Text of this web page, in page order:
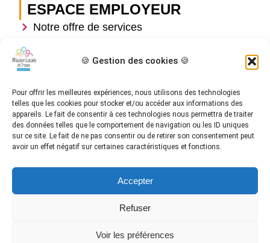
🍪 Gestion des cookies 🍪
Pour offrir les meilleures expériences, nous utilisons des technologies
telles que les cookies pour stocker et/ou accéder aux informations des
appareils. Le fait de consentir à ces technologies nous permettra de traiter
des données telles que le comportement de navigation ou les ID uniques
sur ce site. Le fait de ne pas consentir ou de retirer son consentement peut
avoir un effet négatif sur certaines caractéristiques et fonctions.
Accepter
Refuser
Voir les préférences
ESPACE EMPLOYEUR
Notre offre de services
S'investir à la mission locale
Où nous trouver
LIENS UTILES
Questions fréquentes
Vidéothèque
Actualités
La Mission Locale de Troyes © tous droits réservés |